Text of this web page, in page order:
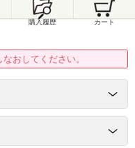
購入履歴 カート
おしてください。